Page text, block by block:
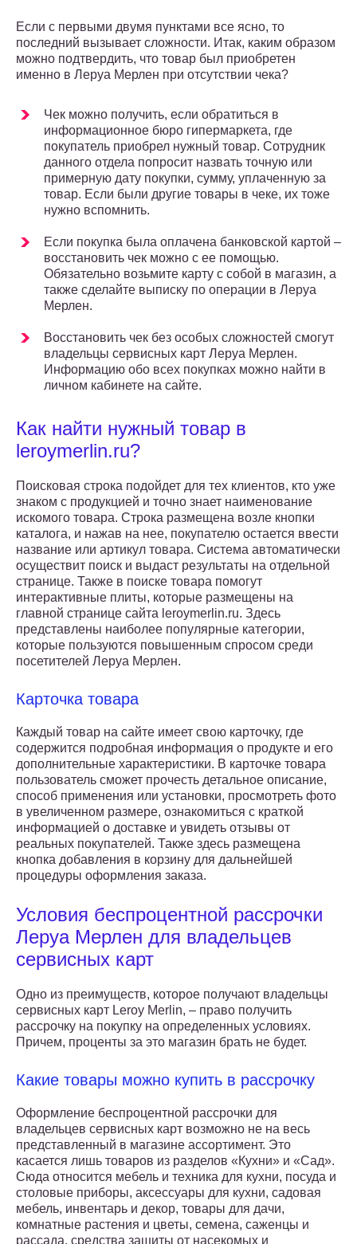
Если с первыми двумя пунктами все ясно, то
последний вызывает сложности. Итак, каким образом
можно подтвердить, что товар был приобретен
именно в Леруа Мерлен при отсутствии чека?
Чек можно получить, если обратиться в
информационное бюро гипермаркета, где
покупатель приобрел нужный товар. Сотрудник
данного отдела попросит назвать точную или
примерную дату покупки, сумму, уплаченную за
товар. Если были другие товары в чеке, их тоже
нужно вспомнить.
Если покупка была оплачена банковской картой –
восстановить чек можно с ее помощью.
Обязательно возьмите карту с собой в магазин, а
также сделайте выписку по операции в Леруа
Мерлен.
Восстановить чек без особых сложностей смогут
владельцы сервисных карт Леруа Мерлен.
Информацию обо всех покупках можно найти в
личном кабинете на сайте.
Как найти нужный товар в
leroymerlin.ru?
Поисковая строка подойдет для тех клиентов, кто уже
знаком с продукцией и точно знает наименование
искомого товара. Строка размещена возле кнопки
каталога, и нажав на нее, покупателю остается ввести
название или артикул товара. Система автоматически
осуществит поиск и выдаст результаты на отдельной
странице. Также в поиске товара помогут
интерактивные плиты, которые размещены на
главной странице сайта leroymerlin.ru. Здесь
представлены наиболее популярные категории,
которые пользуются повышенным спросом среди
посетителей Леруа Мерлен.
Карточка товара
Каждый товар на сайте имеет свою карточку, где
содержится подробная информация о продукте и его
дополнительные характеристики. В карточке товара
пользователь сможет прочесть детальное описание,
способ применения или установки, просмотреть фото
в увеличенном размере, ознакомиться с краткой
информацией о доставке и увидеть отзывы от
реальных покупателей. Также здесь размещена
кнопка добавления в корзину для дальнейшей
процедуры оформления заказа.
Условия беспроцентной рассрочки
Леруа Мерлен для владельцев
сервисных карт
Одно из преимуществ, которое получают владельцы
сервисных карт Leroy Merlin, – право получить
рассрочку на покупку на определенных условиях.
Причем, проценты за это магазин брать не будет.
Какие товары можно купить в рассрочку
Оформление беспроцентной рассрочки для
владельцев сервисных карт возможно не на весь
представленный в магазине ассортимент. Это
касается лишь товаров из разделов «Кухни» и «Сад».
Сюда относится мебель и техника для кухни, посуда и
столовые приборы, аксессуары для кухни, садовая
мебель, инвентарь и декор, товары для дачи,
комнатные растения и цветы, семена, саженцы и
рассада, средства защиты от насекомых и